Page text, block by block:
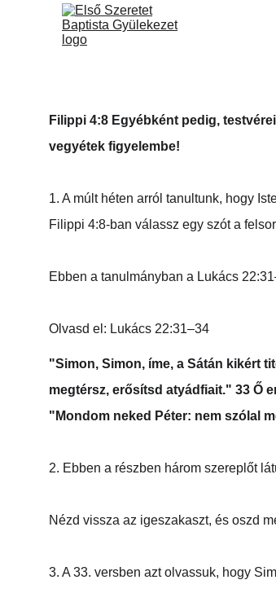
Filippi 4:8 Egyébként pedig,
vegyétek figyelembe!
1. A múlt héten arról tanultunk, hogy
Filippi 4:8-ban válassz egy szót a
Ebben a tanulmányban a Lukács
Olvasd el: Lukács 22:31–34
"Simon, Simon, íme, a Sátán kikért
megtérsz, erősítsd atyádfiait." 33 Ő
"Mondom neked Péter: nem szólal
2. Ebben a részben három szereplőt
Nézd vissza az igeszakaszt, és oszd
3. A 33. versben azt olvassuk, hogy